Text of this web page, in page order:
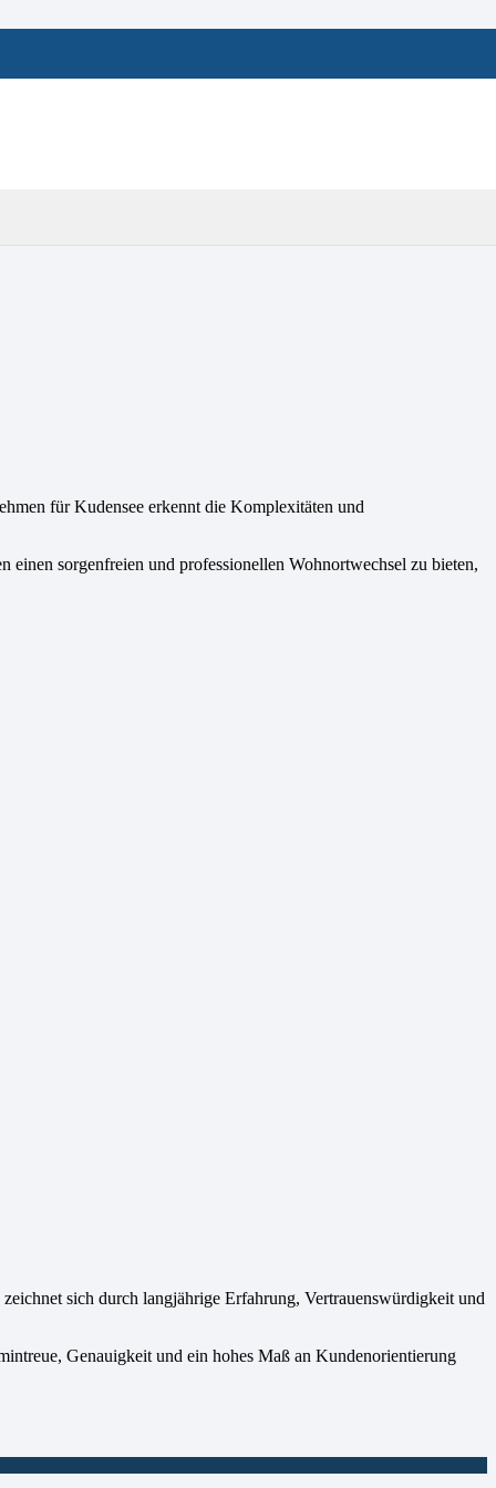
für Kudensee erkennt die Komplexitäten und
einen sorgenfreien und professionellen Wohnortwechsel zu bieten,
sich durch langjährige Erfahrung, Vertrauenswürdigkeit und
Genauigkeit und ein hohes Maß an Kundenorientierung